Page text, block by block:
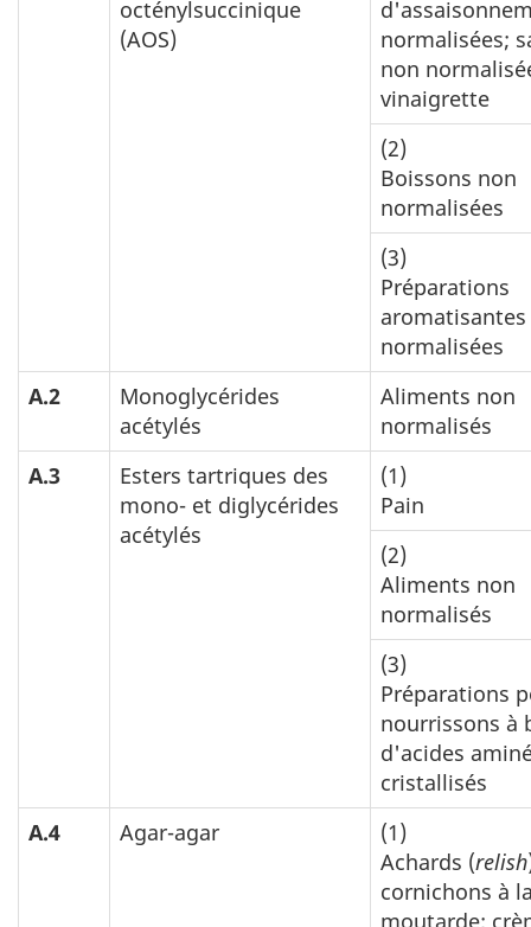
octénylsuccinique
(AOS)
normalisées;
non
vinaigrette
(2)
Boissons non
normalisées
(3)
Préparations
normalisées
A.2
Monoglycérides
acétylés
Aliments non
normalisés
A.3
Esters tartriques des
mono- et diglycérides
acétylés
(1)
Pain
(2)
Aliments non
normalisés
(3)
Préparations
nourrissons à
d'acides
cristallisés
A.4
Agar-agar
(1)
Achards (relish
cornichons à
moutarde;